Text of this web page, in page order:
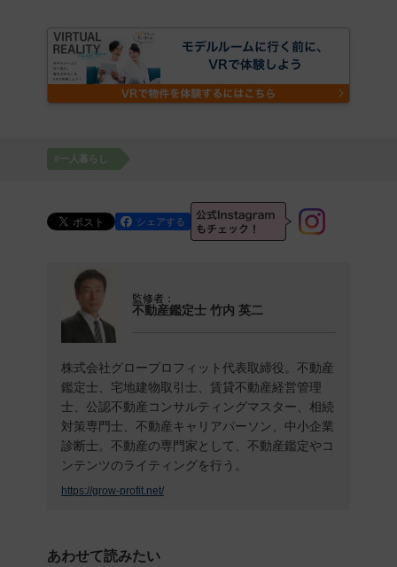
#一人暮らし
シェアする
監修者：
不動産鑑定士 竹内 英二
株式会社グロープロフィット代表取締役。不動産
鑑定士、宅地建物取引士、賃貸不動産経営管理
士、公認不動産コンサルティングマスター、相続
対策専門士、不動産キャリアパーソン、中小企業
診断士。不動産の専門家として、不動産鑑定やコ
ンテンツのライティングを行う。
https://grow-profit.net/
あわせて読みたい